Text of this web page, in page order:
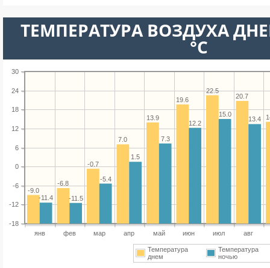
ТЕМПЕРАТУРА ВОЗДУХА
°C
янв фев мар апр май июн июл авг
-18
-12
-6
0
6
12
18
24
30
20.7
22.5
19.6
13.9
7.0
-0.7
-6.8
-9.0
13.4
15.0
12.2
7.3
1.5
-5.4
-11.5
-11.4
Температура
днем
Температура
ночью